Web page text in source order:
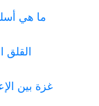
ما هي
القلق
غزة بين